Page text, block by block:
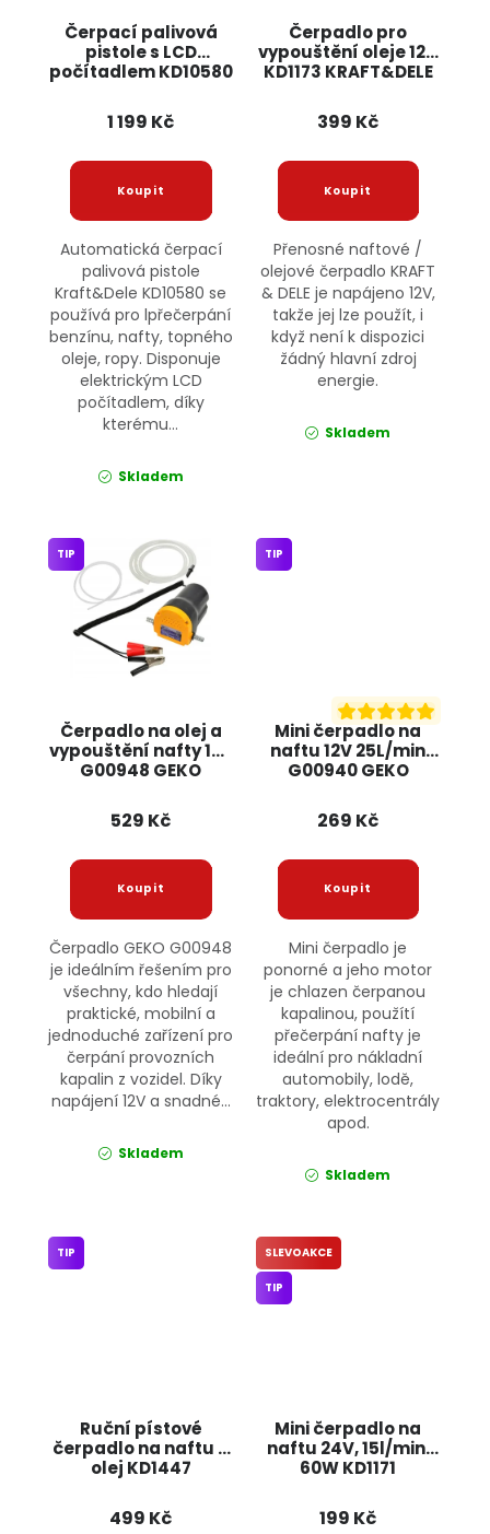
Čerpací palivová
pistole s LCD
počítadlem KD10580
1 199 Kč
Automatická čerpací
palivová pistole
Kraft&Dele KD10580 se
používá pro lpřečerpání
benzínu, nafty, topného
oleje, ropy. Disponuje
elektrickým LCD
počítadlem, díky
kterému...
Skladem
Čerpadlo pro
vypouštění oleje 12V
KD1173 KRAFT&DELE
399 Kč
Přenosné naftové /
olejové čerpadlo KRAFT
& DELE je napájeno 12V,
takže jej lze použít, i
když není k dispozici
žádný hlavní zdroj
energie.
Skladem
Čerpadlo na olej a
vypouštění nafty 12V
G00948 GEKO
TIP
529 Kč
Čerpadlo GEKO G00948
je ideálním řešením pro
všechny, kdo hledají
praktické, mobilní a
jednoduché zařízení pro
čerpání provozních
kapalin z vozidel. Díky
napájení 12V a snadné...
Skladem
Mini čerpadlo na
naftu 12V 25L/min
G00940 GEKO
TIP
269 Kč
Mini čerpadlo je
ponorné a jeho motor
je chlazen čerpanou
kapalinou, použítí
přečerpání nafty je
ideální pro nákladní
automobily, lodě,
traktory, elektrocentrály
apod.
Skladem
Ruční pístové
čerpadlo na naftu a
olej KD1447
TIP
499 Kč
Mini čerpadlo na
naftu 24V, 15l/min,
60W KD1171
SLEVOAKCE
TIP
199 Kč